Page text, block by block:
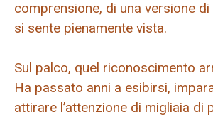
comprensione, di una versione
si sente pienamente vista.
Sul palco, quel riconoscimento
Ha passato anni a esibirsi,
attirare l’attenzione di migliaia di